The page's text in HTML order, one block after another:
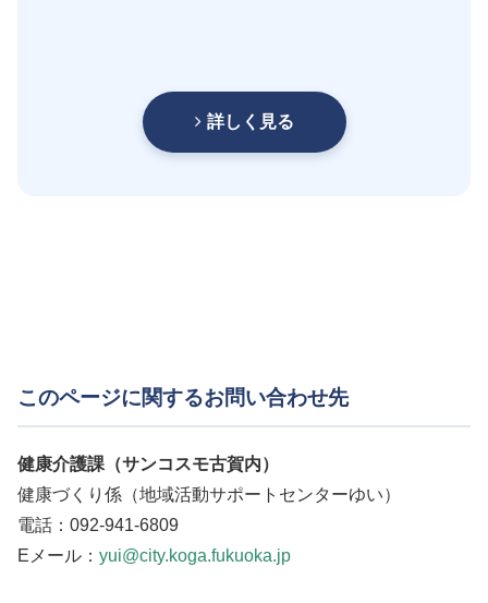
詳しく見る
このページに関するお問い合わせ先
健康介護課（サンコスモ古賀内）
健康づくり係（地域活動サポートセンターゆい）
電話：092-941-6809
Eメール： yui@city.koga.fukuoka.jp